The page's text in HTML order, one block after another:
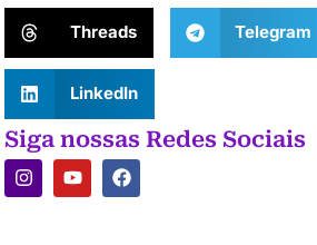
Threads Telegram
LinkedIn
Siga nossas Redes Sociais